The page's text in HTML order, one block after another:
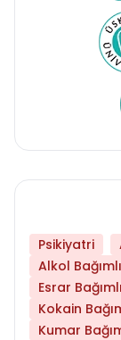
Psikiyatri
Alkol
Esrar
Kokain
Kumar